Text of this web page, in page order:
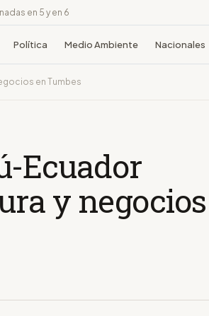
en 5 y en 6
Política Medio Ambiente Nacionales
en Tumbes
Ecuador
y negocios